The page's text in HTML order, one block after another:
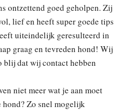
ontzettend goed geholpen. Zij
lief en heeft super goede tips
uiteindelijk geresulteerd in
graag en tevreden hond! Wij
blij dat wij contact hebben
niet meer wat je aan moet
Zo snel mogelijk